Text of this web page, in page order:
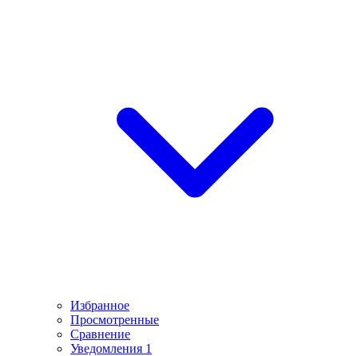
Избранное
Просмотренные
Сравнение
Уведомления 1